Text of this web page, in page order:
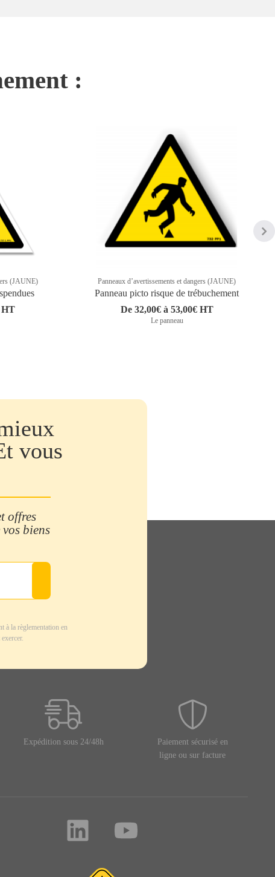
:
(JAUNE)
HT
Panneaux d’avertissements et dangers (JAUNE)
Panneau picto risque de trébuchement
De 32,00€ à 53,00€ HT
Le panneau
vous
offres
biens
à la règlementation en
Expédition sous 24/48h
Paiement sécurisé en
ligne ou sur facture